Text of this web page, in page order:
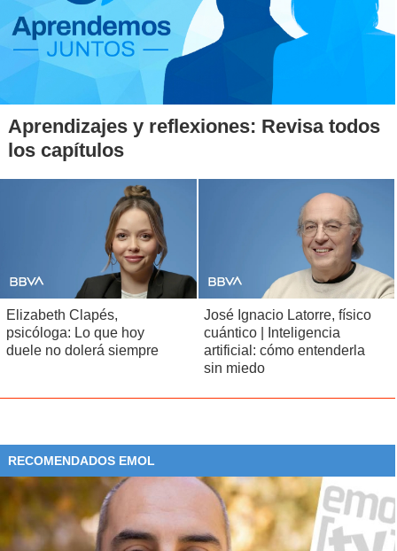
Aprendizajes y reflexiones: Revisa todos
los capítulos
Elizabeth Clapés,
psicóloga: Lo que hoy
duele no dolerá siempre
José Ignacio Latorre, físico
cuántico | Inteligencia
artificial: cómo entenderla
sin miedo
RECOMENDADOS EMOL